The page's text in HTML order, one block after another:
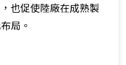
也促使陸廠在成熟製
局。